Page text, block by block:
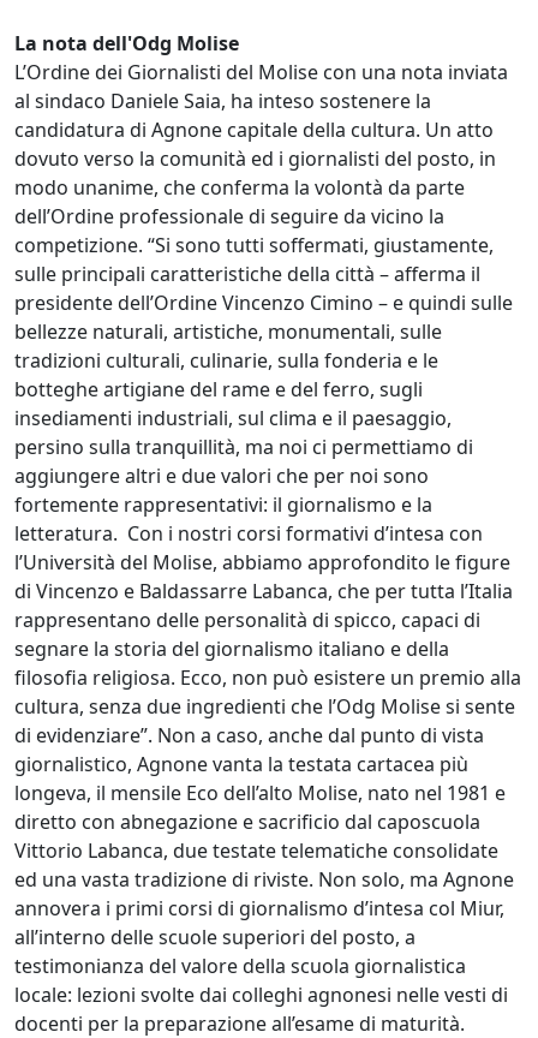
La nota dell'Odg Molise
L’Ordine dei Giornalisti del Molise con una nota inviata
al sindaco Daniele Saia, ha inteso sostenere la
candidatura di Agnone capitale della cultura. Un atto
dovuto verso la comunità ed i giornalisti del posto, in
modo unanime, che conferma la volontà da parte
dell’Ordine professionale di seguire da vicino la
competizione. “Si sono tutti soffermati, giustamente,
sulle principali caratteristiche della città – afferma il
presidente dell’Ordine Vincenzo Cimino – e quindi sulle
bellezze naturali, artistiche, monumentali, sulle
tradizioni culturali, culinarie, sulla fonderia e le
botteghe artigiane del rame e del ferro, sugli
insediamenti industriali, sul clima e il paesaggio,
persino sulla tranquillità, ma noi ci permettiamo di
aggiungere altri e due valori che per noi sono
fortemente rappresentativi: il giornalismo e la
letteratura. Con i nostri corsi formativi d’intesa con
l’Università del Molise, abbiamo approfondito le figure
di Vincenzo e Baldassarre Labanca, che per tutta l’Italia
rappresentano delle personalità di spicco, capaci di
segnare la storia del giornalismo italiano e della
filosofia religiosa. Ecco, non può esistere un premio alla
cultura, senza due ingredienti che l’Odg Molise si sente
di evidenziare”. Non a caso, anche dal punto di vista
giornalistico, Agnone vanta la testata cartacea più
longeva, il mensile Eco dell’alto Molise, nato nel 1981 e
diretto con abnegazione e sacrificio dal caposcuola
Vittorio Labanca, due testate telematiche consolidate
ed una vasta tradizione di riviste. Non solo, ma Agnone
annovera i primi corsi di giornalismo d’intesa col Miur,
all’interno delle scuole superiori del posto, a
testimonianza del valore della scuola giornalistica
locale: lezioni svolte dai colleghi agnonesi nelle vesti di
docenti per la preparazione all’esame di maturità.